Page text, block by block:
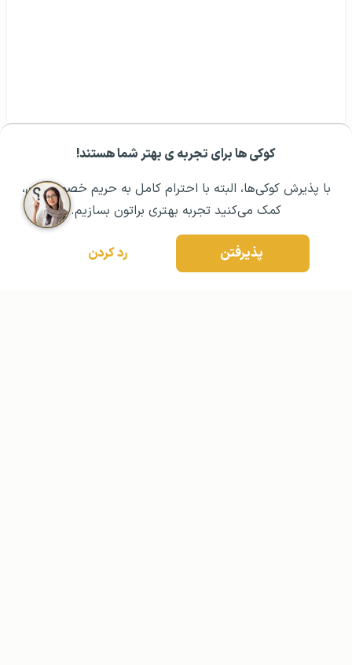
کوکی ها برای تجربه ی بهتر شما هستند!
با پذیرش کوکی‌ها، البته با احترام کامل به حریم خصوصیتون،
کمک می‌کنید تجربه بهتری براتون بسازیم.
پذیرفتن رد کردن
مشــاوره اولیه رایگان: ۰۲۱ ۴۳۰۰۰ ۰۲۱ رزرو مشاوره تخصصی